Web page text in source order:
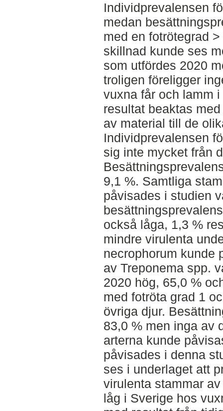
Individprevalensen
medan
med en fotrötegrad
skillnad kunde ses
som utfördes 2020
troligen föreligger
vuxna får och lamm
resultat beaktas
av material till de
Individprevalensen
sig inte mycket från
9,1 %. Samtliga
påvisades i studien
också låga, 1,3 %
mindre virulenta
necrophorum kunde
av Treponema spp.
2020 hög, 65,0 %
med fotröta grad 1
övriga djur.
83,0 % men inga av
arterna kunde
påvisades i denna
ses i underlaget att
virulenta stammar
låg i Sverige hos